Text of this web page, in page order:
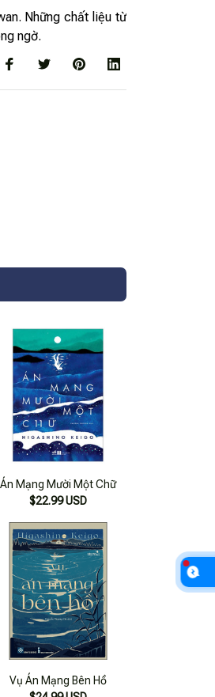
Những chất liệu từ
ngờ.
Án Mạng Mười Một Chữ
$22.99 USD
Vụ Án Mạng Bên Hồ